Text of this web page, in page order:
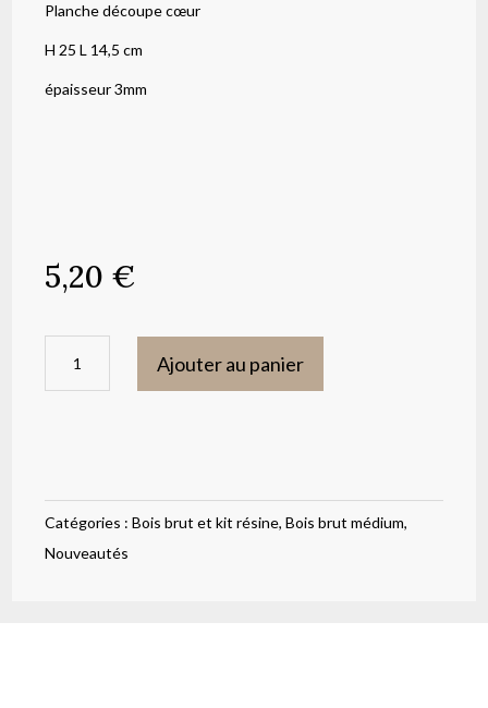
Planche découpe cœur
H 25 L 14,5 cm
épaisseur 3mm
5,20 €
Ajouter au panier
Catégories :Bois brut et kit résine,Bois brut médium,
Nouveautés